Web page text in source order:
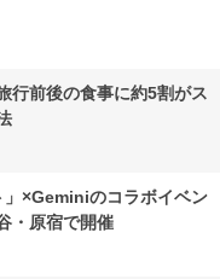
行前後の食事に約5割がス
×Geminiのコラボイベン
・原宿で開催